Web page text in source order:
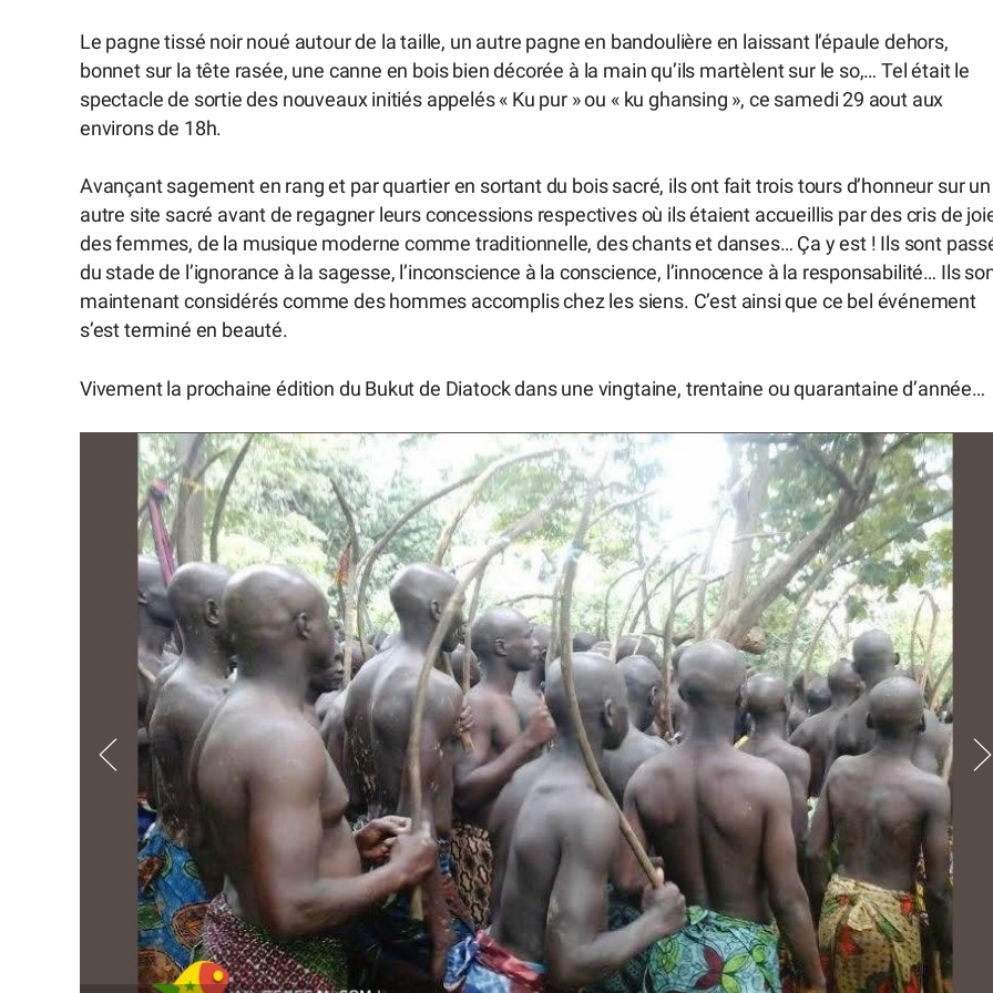
Le pagne tissé noir noué autour de la taille, un autre pagne en bandoulière en laissant l’épaule dehors,
bonnet sur la tête rasée, une canne en bois bien décorée à la main qu’ils martèlent sur le so,… Tel était le
spectacle de sortie des nouveaux initiés appelés « Ku pur » ou « ku ghansing », ce samedi 29 aout aux
environs de 18h.
Avançant sagement en rang et par quartier en sortant du bois sacré, ils ont fait trois tours d’honneur sur un
autre site sacré avant de regagner leurs concessions respectives où ils étaient accueillis par des cris de
des femmes, de la musique moderne comme traditionnelle, des chants et danses… Ça y est ! Ils sont
du stade de l’ignorance à la sagesse, l’inconscience à la conscience, l’innocence à la responsabilité… Ils
maintenant considérés comme des hommes accomplis chez les siens. C’est ainsi que ce bel événement
s’est terminé en beauté.
Vivement la prochaine édition du Bukut de Diatock dans une vingtaine, trentaine ou quarantaine d’année…